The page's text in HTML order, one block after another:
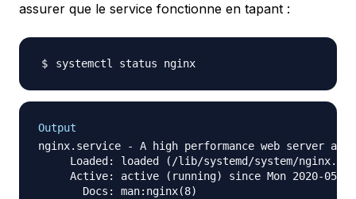
assurer que le service fonctionne en tapant :
Output
nginx.service - A high performance web server
Loaded: loaded (/lib/systemd/system/
Active: active (running) since Mon 2020-05-
       Docs: man:nginx(8)